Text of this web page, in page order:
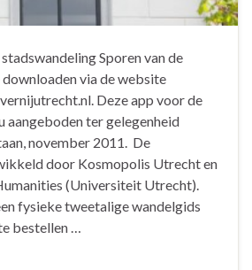
Sporen van de
via de website
Deze app voor de
aangeboden ter gelegenheid
november 2011. De
door Kosmopolis Utrecht en
(Universiteit Utrecht).
fysieke tweetalige wandelgids
bestellen …